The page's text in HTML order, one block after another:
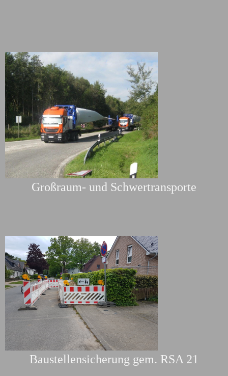
Großraum- und Schwertransporte
Baustellensicherung gem. RSA 21